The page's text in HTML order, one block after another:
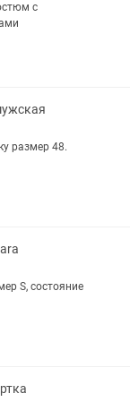
с
размер 48.
S, состояние